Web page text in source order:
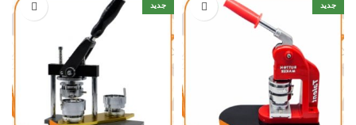
جدید جدید